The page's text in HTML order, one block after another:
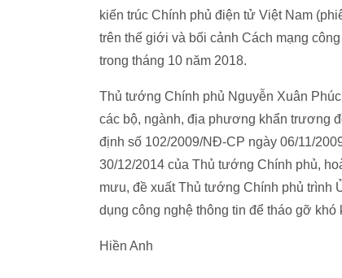
kiến trúc Chính phủ điện tử Việt Nam
trên thế giới và bối cảnh Cách mạng
trong tháng 10 năm 2018.
Thủ tướng Chính phủ Nguyễn Xuân
các bộ, ngành, địa phương khẩn trương
định số 102/2009/NĐ-CP ngày 06/11/
30/12/2014 của Thủ tướng Chính phủ,
mưu, đề xuất Thủ tướng Chính phủ trình
dụng công nghệ thông tin để tháo gỡ
Hiền Anh